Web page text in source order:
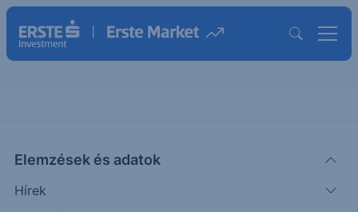
Elemzések és adatok
Hírek
HOG(USA)
HARLEY DAVIDSON ORD